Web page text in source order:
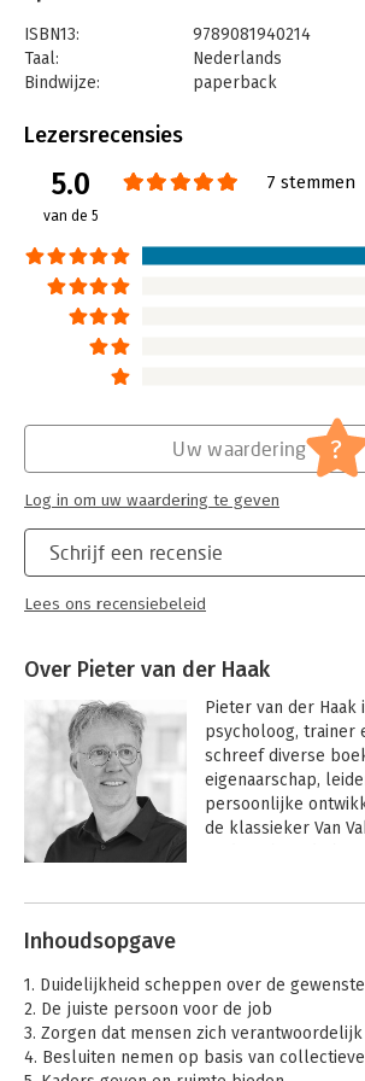
ISBN13:
9789081940214
Taal:
Nederlands
Bindwijze:
paperback
Uitgever:
Verschijningsdatum:
28-8-2012
Hoofdrubriek:
Lezersrecensies
5.0
van de 5
7 stemmen
Schrijf een recensie
Lees ons recensiebeleid
Uw waardering ?
Log in om uw waardering te geven
Over Pieter van der Haak
Pieter van der Haak
psycholoog, trainer
schreef diverse
eigenaarschap,
persoonlijke
de klassieker Van
komt? en de
Pieter is eigenaar
Games en oprichter
Talentontwikkeling.
is hij vooral actief
Andere boeken door
Haak
Inhoudsopgave
1. Duidelijkheid scheppen over de
2. De juiste persoon voor de job
3. Zorgen dat mensen zich
4. Besluiten nemen op basis van